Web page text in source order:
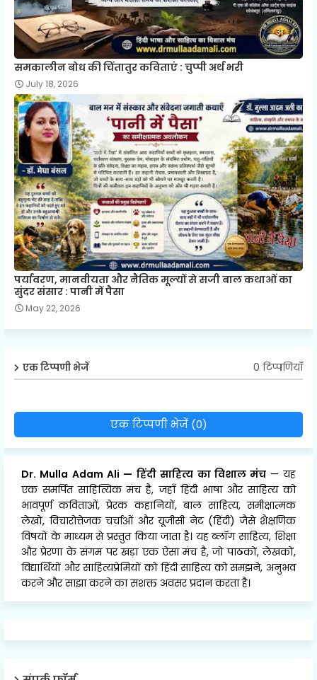
समकालीन बोध की चिंतातुर कविताएं : चुप्पी अर्थ भरी
July 18, 2026
पर्यावरण, मानवीयता और नैतिक मूल्यों से सजी बाल कथाओं का
सुंदर संसार : पानी में पैसा
May 22, 2026
एक टिप्पणी भेजें 0 टिप्पणियाँ
एक टिप्पणी भेजें (0)
Dr. Mulla Adam Ali — हिंदी साहित्य का विशाल मंच — यह
एक समर्पित साहित्यिक मंच है, जहाँ हिंदी भाषा और साहित्य को
भावपूर्ण कविताओं, प्रेरक कहानियों, बाल साहित्य, समीक्षात्मक
लेखों, विचारोत्तेजक चर्चाओं और यूजीसी नेट (हिंदी) जैसे शैक्षणिक
विषयों के माध्यम से प्रस्तुत किया जाता है। यह ब्लॉग साहित्य, शिक्षा
और प्रेरणा के संगम पर खड़ा एक ऐसा मंच है, जो पाठकों, लेखकों,
विद्यार्थियों और साहित्यप्रेमियों को हिंदी साहित्य को समझने, अनुभव
करने और साझा करने का सशक्त अवसर प्रदान करता है।